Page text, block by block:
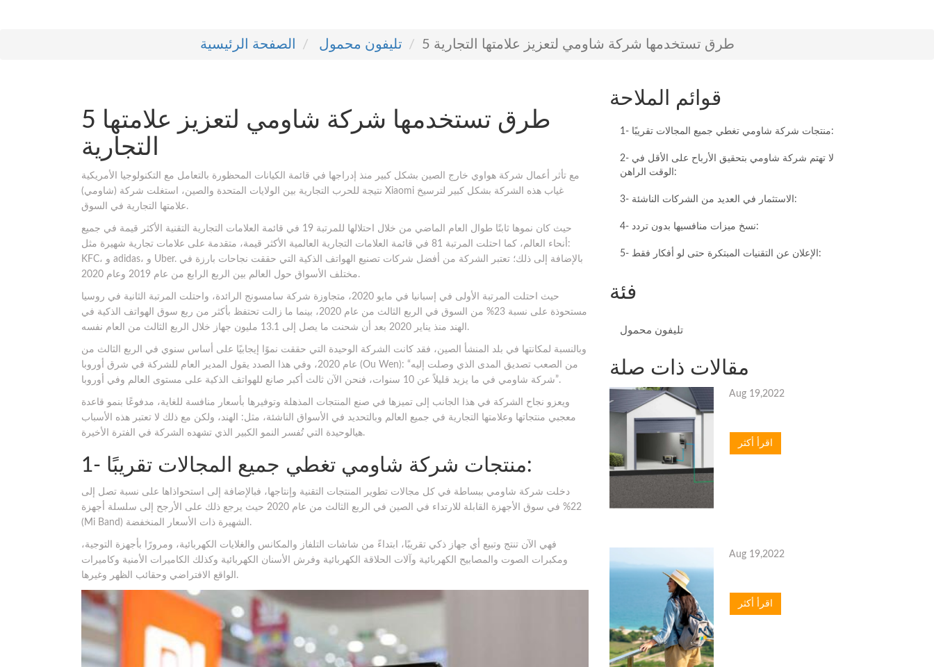
الصفحة الرئيسية تليفون محمول 5 طرق تستخدمها شركة شاومي لتعزيز علامتها التجارية
5 طرق تستخدمها شركة شاومي لتعزيز علامتها
التجارية
مع تأثر أعمال شركة هواوي خارج الصين بشكل كبير منذ إدراجها في قائمة الكيانات المحظورة بالتعامل مع التكنولوجيا الأمريكية
نتيجة للحرب التجارية بين الولايات المتحدة والصين، استغلت شركة (شاومي) Xiaomi غياب هذه الشركة بشكل كبير لترسيخ
علامتها التجارية في السوق.
حيث كان نموها ثابتًا طوال العام الماضي من خلال احتلالها للمرتبة 19 في قائمة العلامات التجارية التقنية الأكثر قيمة في جميع
أنحاء العالم، كما احتلت المرتبة 81 في قائمة العلامات التجارية العالمية الأكثر قيمة، متقدمة على علامات تجارية شهيرة مثل:
KFC، و adidas، و Uber. بالإضافة إلى ذلك؛ تعتبر الشركة من أفضل شركات تصنيع الهواتف الذكية التي حققت نجاحات بارزة في
مختلف الأسواق حول العالم بين الربع الرابع من عام 2019 وعام 2020.
حيث احتلت المرتبة الأولى في إسبانيا في مايو 2020، متجاوزة شركة سامسونج الرائدة، واحتلت المرتبة الثانية في روسيا
مستحوذة على نسبة 23% من السوق في الربع الثالث من عام 2020، بينما ما زالت تحتفظ بأكثر من ربع سوق الهواتف الذكية في
الهند منذ يناير 2020 بعد أن شحنت ما يصل إلى 13.1 مليون جهاز خلال الربع الثالث من العام نفسه.
وبالنسبة لمكانتها في بلد المنشأ الصين، فقد كانت الشركة الوحيدة التي حققت نموًا إيجابيًا على أساس سنوي في الربع الثالث من
عام 2020، وفي هذا الصدد يقول المدير العام للشركة في شرق أوروبا (Ou Wen): “من الصعب تصديق المدى الذي وصلت إليه
شركة شاومي في ما يزيد قليلاً عن 10 سنوات، فنحن الآن ثالث أكبر صانع للهواتف الذكية على مستوى العالم وفي أوروبا”.
ويعزو نجاح الشركة في هذا الجانب إلى تميزها في صنع المنتجات المذهلة وتوفيرها بأسعار منافسة للغاية، مدفوعًا بنمو قاعدة
معجبي منتجاتها وعلامتها التجارية في جميع العالم وبالتحديد في الأسواق الناشئة، مثل: الهند، ولكن مع ذلك لا تعتبر هذه الأسباب
هيالوحيدة التي تُفسر النمو الكبير الذي تشهده الشركة في الفترة الأخيرة.
1- منتجات شركة شاومي تغطي جميع المجالات تقريبًا:
دخلت شركة شاومي ببساطة في كل مجالات تطوير المنتجات التقنية وإنتاجها، فبالإضافة إلى استحواذاها على نسبة تصل إلى
22% في سوق الأجهزة القابلة للارتداء في الصين في الربع الثالث من عام 2020 حيث يرجع ذلك على الأرجح إلى سلسلة أجهزة
(Mi Band) الشهيرة ذات الأسعار المنخفضة.
فهي الآن تنتج وتبيع أي جهاز ذكي تقريبًا، ابتداءً من شاشات التلفاز والمكانس والغلايات الكهربائية، ومرورًا بأجهزة التوجية،
ومكبرات الصوت والمصابيح الكهربائية وآلات الحلاقة الكهربائية وفرش الأسنان الكهربائية وكذلك الكاميرات الأمنية وكاميرات
الواقع الافتراضي وحقائب الظهر وغيرها.
قوائم الملاحة
1- منتجات شركة شاومي تغطي جميع المجالات تقريبًا:
2- لا تهتم شركة شاومي بتحقيق الأرباح على الأقل في
الوقت الراهن:
3- الاستثمار في العديد من الشركات الناشئة:
4- نسخ ميزات منافسيها بدون تردد:
5- الإعلان عن التقنيات المبتكرة حتى لو أفكار فقط:
فئة
تليفون محمول
مقالات ذات صلة
Aug 19,2022
اقرأ أكثر
Aug 19,2022
اقرأ أكثر